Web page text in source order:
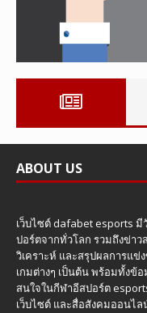
ABOUT US
เว็บไซต์ dafabet esports มี
ปอร์ตจากทั่วโลก รวมถึงข่าว
วิเคราะห์ และสรุปผลการแ
เกมต่างๆ เป็นต้น พร้อมทั้งข้
สนใจในกีฬาอีสปอร์ต
เว็บไซต์ และสื่อสังคมออนไ